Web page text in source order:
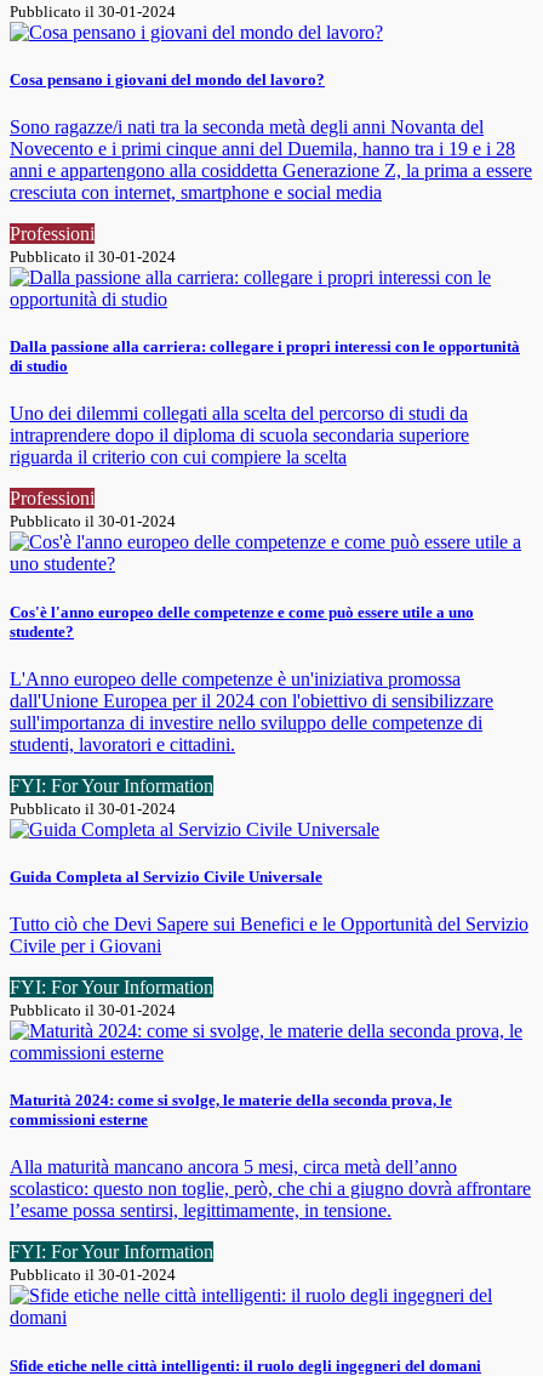
Pubblicato il 30-01-2024
Cosa pensano i giovani del mondo del lavoro?
Sono ragazze/i nati tra la seconda metà degli anni Novanta del
Novecento e i primi cinque anni del Duemila, hanno tra i 19 e i 28
anni e appartengono alla cosiddetta Generazione Z, la prima a essere
cresciuta con internet, smartphone e social media
Professioni
Pubblicato il 30-01-2024
Dalla passione alla carriera: collegare i propri interessi con le opportunità
di studio
Uno dei dilemmi collegati alla scelta del percorso di studi da
intraprendere dopo il diploma di scuola secondaria superiore
riguarda il criterio con cui compiere la scelta
Professioni
Pubblicato il 30-01-2024
Cos'è l'anno europeo delle competenze e come può essere utile a uno
studente?
L'Anno europeo delle competenze è un'iniziativa promossa
dall'Unione Europea per il 2024 con l'obiettivo di sensibilizzare
sull'importanza di investire nello sviluppo delle competenze di
studenti, lavoratori e cittadini.
FYI: For Your Information
Pubblicato il 30-01-2024
Guida Completa al Servizio Civile Universale
Tutto ciò che Devi Sapere sui Benefici e le Opportunità del Servizio
Civile per i Giovani
FYI: For Your Information
Pubblicato il 30-01-2024
Maturità 2024: come si svolge, le materie della seconda prova, le
commissioni esterne
Alla maturità mancano ancora 5 mesi, circa metà dell’anno
scolastico: questo non toglie, però, che chi a giugno dovrà affrontare
l’esame possa sentirsi, legittimamente, in tensione.
FYI: For Your Information
Pubblicato il 30-01-2024
Sfide etiche nelle città intelligenti: il ruolo degli ingegneri del domani